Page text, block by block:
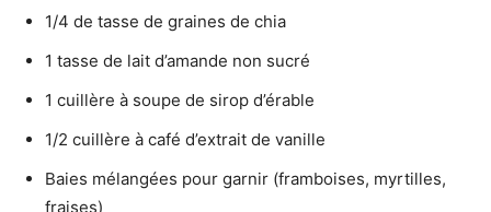
1/4 de tasse de graines de chia
1 tasse de lait d’amande non sucré
1 cuillère à soupe de sirop d’érable
1/2 cuillère à café d’extrait de vanille
Baies mélangées pour garnir (framboises, myrtilles,
fraises)